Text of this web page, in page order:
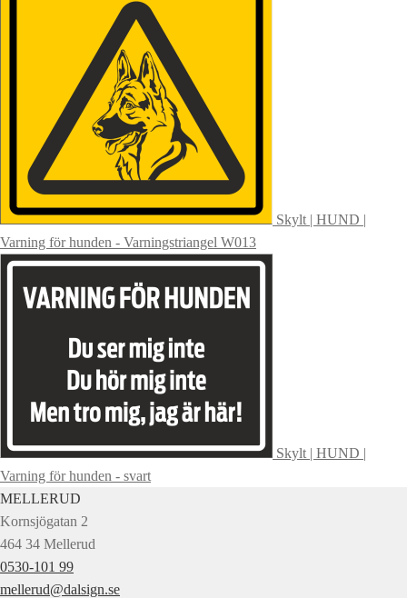
produktsidan
Skylt | HUND |
Varning för hunden - Varningstriangel W013
Skylt | HUND |
Varning för hunden - svart
MELLERUD
Kornsjögatan 2
464 34 Mellerud
0530-101 99
mellerud@dalsign.se